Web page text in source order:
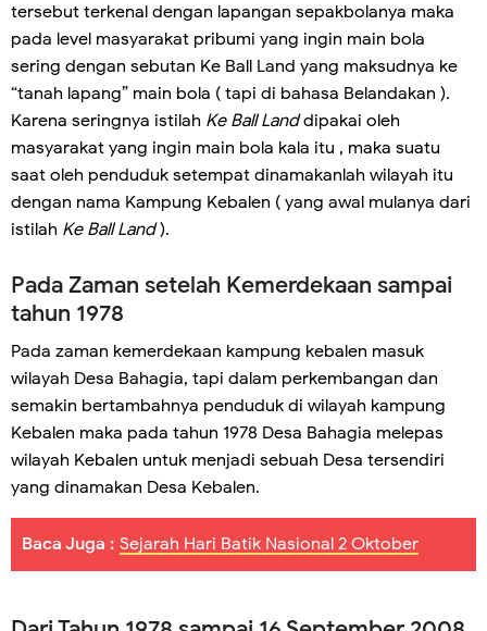
tersebut terkenal dengan lapangan sepakbolanya maka
pada level masyarakat pribumi yang ingin main bola
sering dengan sebutan Ke Ball Land yang maksudnya ke
“tanah lapang” main bola ( tapi di bahasa Belandakan ).
Karena seringnya istilah Ke Ball Landdipakai oleh
masyarakat yang ingin main bola kala itu , maka suatu
saat oleh penduduk setempat dinamakanlah wilayah itu
dengan nama Kampung Kebalen ( yang awal mulanya dari
istilah Ke Ball Land).
Pada Zaman setelah Kemerdekaan sampai
tahun 1978
Pada zaman kemerdekaan kampung kebalen masuk
wilayah Desa Bahagia, tapi dalam perkembangan dan
semakin bertambahnya penduduk di wilayah kampung
Kebalen maka pada tahun 1978 Desa Bahagia melepas
wilayah Kebalen untuk menjadi sebuah Desa tersendiri
yang dinamakan Desa Kebalen.
Baca Juga : Sejarah Hari Batik Nasional 2 Oktober